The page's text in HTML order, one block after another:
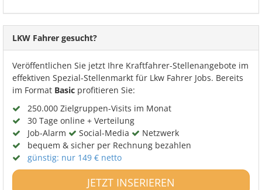
LKW Fahrer gesucht?
Veröffentlichen Sie jetzt Ihre Kraftfahrer-Stellenangebote im
effektiven Spezial-Stellenmarkt für Lkw Fahrer Jobs. Bereits
im Format Basic profitieren Sie:
250.000 Zielgruppen-Visits im Monat
30 Tage online + Verteilung
Job-Alarm
Social-Media
Netzwerk
bequem & sicher per Rechnung bezahlen
günstig: nur 149 € netto
JETZT INSERIEREN